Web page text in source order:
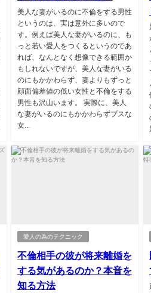
美人な妻がいるのに不倫をする男性
というのは、実は意外に多いので
す。例えば美人な妻がいるのに、も
っと若い愛人をつくるというのであ
れば、なんとなく想像できる範囲か
もしれないですが、美人な妻がいる
のにもかかわらず、妻よりもずっと
顔面偏差値の低い女性と不倫をする
男性も沢山います。 実際に、美人
な妻がいるのにもかかわらずブスな
女...
愛人の為のテクニック
不倫相手の彼が将来離婚を
する気があるのか？本音を
知る方法